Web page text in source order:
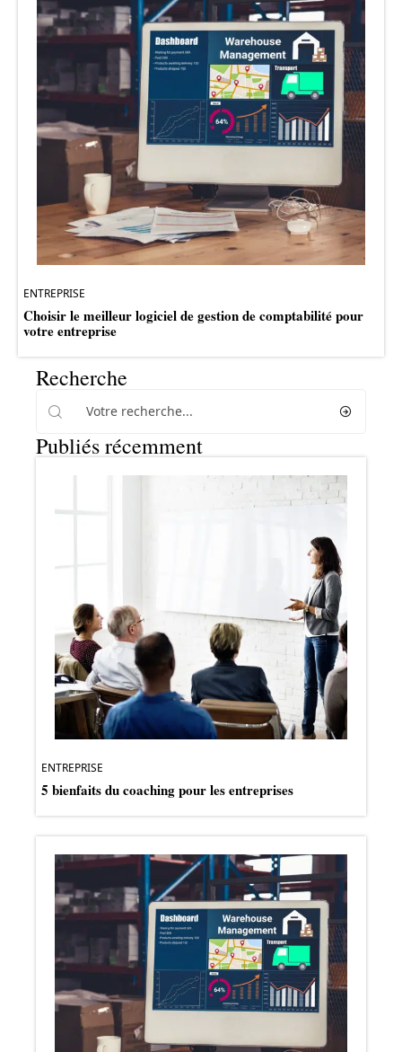
ENTREPRISE
Choisir le meilleur logiciel de gestion de comptabilité pour
votre entreprise
Recherche
Publiés récemment
ENTREPRISE
5 bienfaits du coaching pour les entreprises